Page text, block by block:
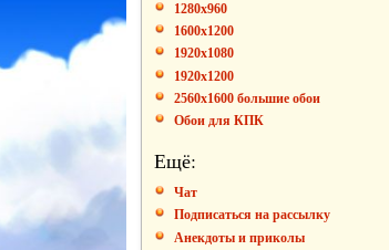
1280x960
1600x1200
1920x1080
1920x1200
2560x1600 большие обои
Обои для КПК
Ещё:
Чат
Подписаться на рассылку
Анекдоты и приколы